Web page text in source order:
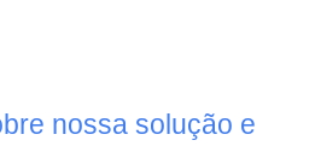
nossa solução e